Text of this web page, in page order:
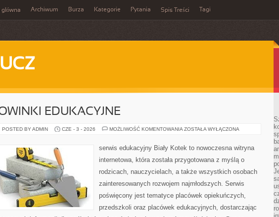
Archiwum Burza Kategorie Pytania Spis Treści Tagi
EDUKACYJNE
POSTED BY ADMIN CZE - 3 - 2026 MOŻLIWOŚĆ KOMENTOWANIA NOWINKI
ZOSTAŁA WYŁĄCZONA
serwis edukacyjny Biały Kotek to nowoczesna witryna
internetowa, która została przygotowana z myślą o
rodzicach, nauczycielach, a także wszystkich osobach
zainteresowanych rozwojem najmłodszych. Serwis
poświęcony jest tematyce placówek opiekuńczych,
przedszkoli oraz placówek edukacyjnych, dostarczając